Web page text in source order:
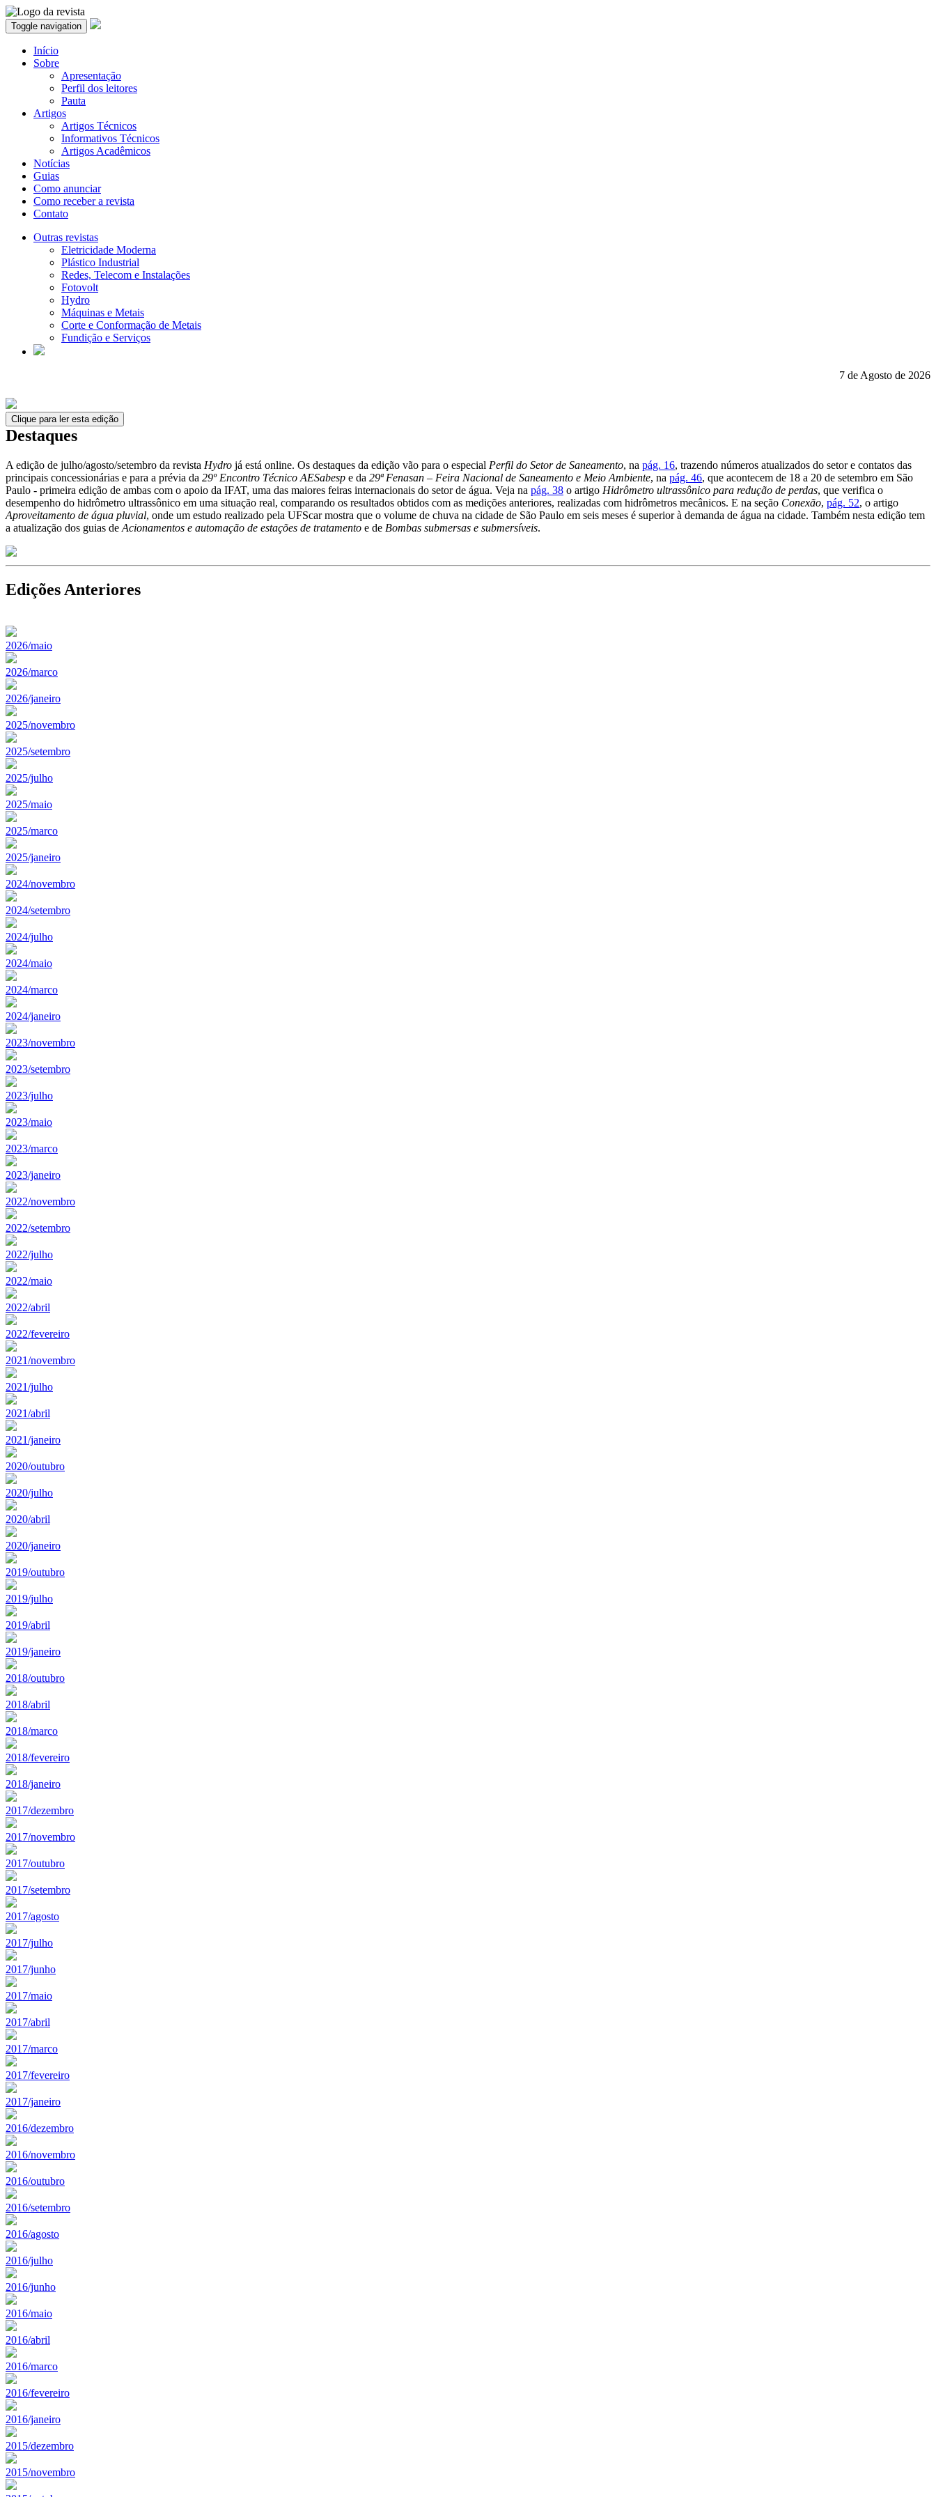
Toggle navigation
Início
Sobre
Apresentação
Perfil dos leitores
Pauta
Artigos
Artigos Técnicos
Informativos Técnicos
Artigos Acadêmicos
Notícias
Guias
Como anunciar
Como receber a revista
Contato
Outras revistas
Eletricidade Moderna
Plástico Industrial
Redes, Telecom e Instalações
Fotovolt
Hydro
Máquinas e Metais
Corte e Conformação de Metais
Fundição e Serviços
7 de Agosto de 2026
Clique para ler esta edição
Destaques
A edição de julho/agosto/setembro da revista Hydro já está online. Os destaques da edição vão para o especial Perfil do Setor de Saneamento, na pág. 16, trazendo números atualizados do setor e contatos das
principais concessionárias e para a prévia da 29º Encontro Técnico AESabesp e da 29ª Fenasan – Feira Nacional de Saneamento e Meio Ambiente, na pág. 46, que acontecem de 18 a 20 de setembro em São
Paulo - primeira edição de ambas com o apoio da IFAT, uma das maiores feiras internacionais do setor de água. Veja na pág. 38 o artigo Hidrômetro ultrassônico para redução de perdas, que verifica o
desempenho do hidrômetro ultrassônico em uma situação real, comparando os resultados obtidos com as medições anteriores, realizadas com hidrômetros mecânicos. E na seção Conexão, pág. 52, o artigo
Aproveitamento de água pluvial, onde um estudo realizado pela UFScar mostra que o volume de chuva na cidade de São Paulo em seis meses é superior à demanda de água na cidade. Também nesta edição tem
a atualização dos guias de Acionamentos e automação de estações de tratamento e de Bombas submersas e submersíveis.
Edições Anteriores
2026/maio
2026/marco
2026/janeiro
2025/novembro
2025/setembro
2025/julho
2025/maio
2025/marco
2025/janeiro
2024/novembro
2024/setembro
2024/julho
2024/maio
2024/marco
2024/janeiro
2023/novembro
2023/setembro
2023/julho
2023/maio
2023/marco
2023/janeiro
2022/novembro
2022/setembro
2022/julho
2022/maio
2022/abril
2022/fevereiro
2021/novembro
2021/julho
2021/abril
2021/janeiro
2020/outubro
2020/julho
2020/abril
2020/janeiro
2019/outubro
2019/julho
2019/abril
2019/janeiro
2018/outubro
2018/abril
2018/marco
2018/fevereiro
2018/janeiro
2017/dezembro
2017/novembro
2017/outubro
2017/setembro
2017/agosto
2017/julho
2017/junho
2017/maio
2017/abril
2017/marco
2017/fevereiro
2017/janeiro
2016/dezembro
2016/novembro
2016/outubro
2016/setembro
2016/agosto
2016/julho
2016/junho
2016/maio
2016/abril
2016/marco
2016/fevereiro
2016/janeiro
2015/dezembro
2015/novembro